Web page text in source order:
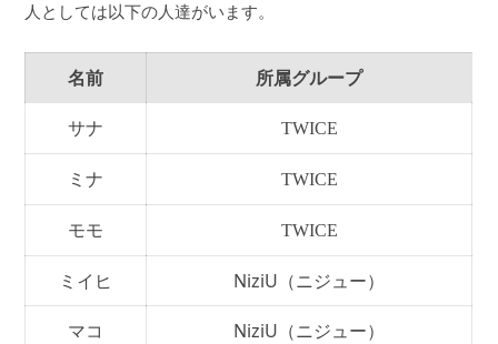
人としては以下の人達がいます。
名前 所属グループ
サナ TWICE
ミナ TWICE
モモ TWICE
ミイヒ NiziU（ニジュー）
マコ NiziU（ニジュー）